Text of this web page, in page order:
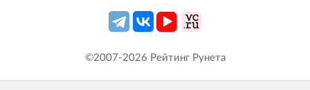
©2007-2026 Рейтинг Рунета